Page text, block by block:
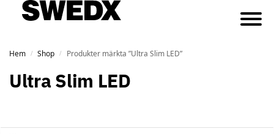
Hem / Shop / Produkter märkta ”Ultra Slim LED”
Ultra Slim LED